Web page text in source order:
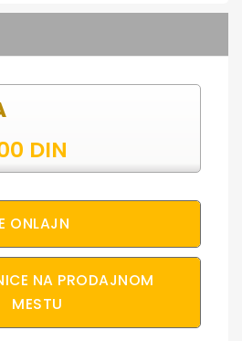
DIN
ONLAJN
NA PRODAJNOM
MESTU